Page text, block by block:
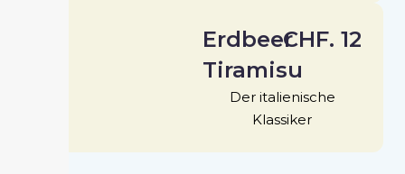
Erdbeer
Tiramisu
CHF. 12
Der italienische
Klassiker